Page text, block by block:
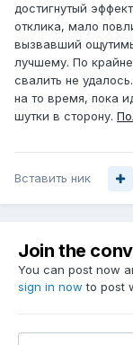
достигнутый
отклика, мало
вызвавший
лучшему. По
свалить не
на то время, пока
шутки в сторону.
Вставить ник
Join the
You can post now
sign in now to post